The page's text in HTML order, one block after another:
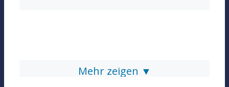
Mehr zeigen ▼